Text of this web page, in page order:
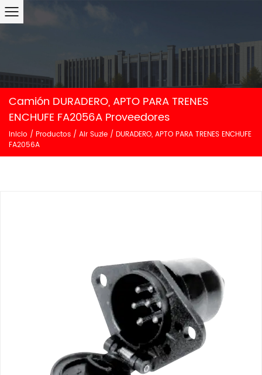
Camión DURADERO, APTO PARA TRENES
ENCHUFE FA2056A Proveedores
Inicio / Productos / Air Suzie / DURADERO, APTO PARA TRENES ENCHUFE
FA2056A